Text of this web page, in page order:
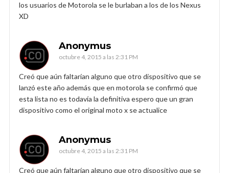
los usuarios de Motorola se le burlaban a los de los Nexus
XD
Anonymus
octubre 4, 2015 a las 2:31 PM
Creó que aún faltarían alguno que otro dispositivo que se
lanzó este año además que en motorola se confirmó que
esta lista no es todavía la definitiva espero que un gran
dispositivo como el original moto x se actualice
Anonymus
octubre 4, 2015 a las 2:31 PM
Creó que aún faltarían alguno que otro dispositivo que se